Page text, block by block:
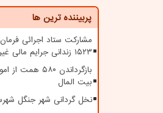
پربیننده ترین ها
مشارکت ستاد اجرائی
۱۵۲۳ زندانی جرایم مالی غیر عمد
بازگرداندن ۵۸۰
بیت المال
نخل گردانی شهر جنگل